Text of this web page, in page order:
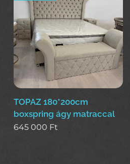
TOPAZ 180*200cm
boxspring ágy matraccal
645 000 Ft